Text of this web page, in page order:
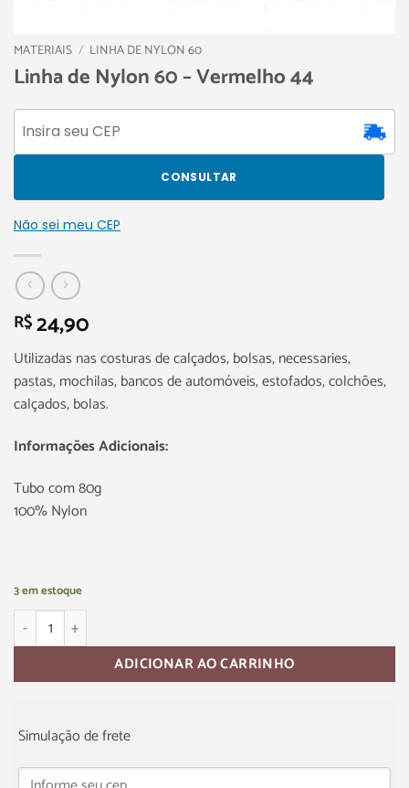
MATERIAIS / LINHA DE NYLON 60
Linha de Nylon 60 – Vermelho 44
CONSULTAR
Não sei meu CEP
R$24,90
Utilizadas nas costuras de calçados, bolsas, necessaries,
pastas, mochilas, bancos de automóveis, estofados, colchões,
calçados, bolas.
Informações Adicionais:
Tubo com 80g
100% Nylon
3 em estoque
ADICIONAR AO CARRINHO
Simulação de frete